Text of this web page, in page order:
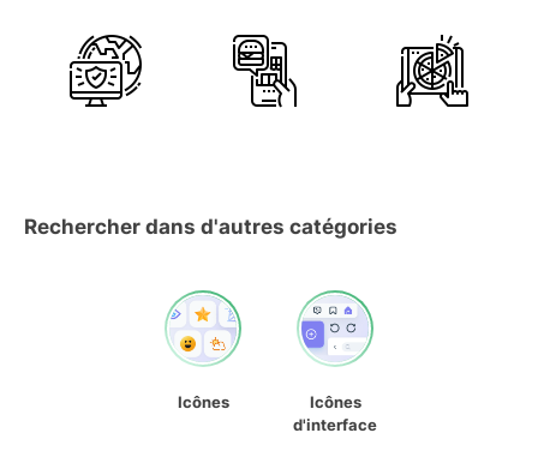
Rechercher dans d'autres catégories
Icônes
Icônes
d'interface